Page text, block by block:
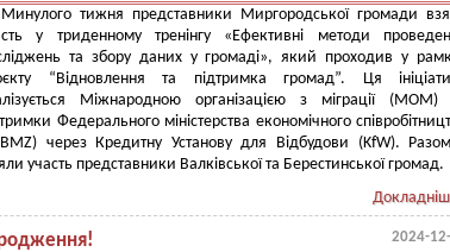
Минулого тижня представники Миргородської громади
у триденному тренінгу «Ефективні методи
та збору даних у громаді», який проходив у
“Відновлення та підтримка громад”. Ця
Міжнародною організацією з міграції (МОМ)
Федерального міністерства економічного
через Кредитну Установу для Відбудови (KfW).
участь представники Валківської та Берестинської громад.
2024-